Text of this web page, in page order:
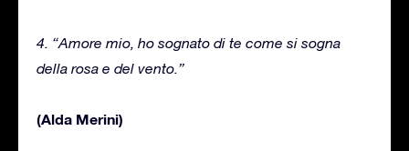
4. “Amore mio, ho sognato di te come si sogna
della rosa e del vento.”
(Alda Merini)